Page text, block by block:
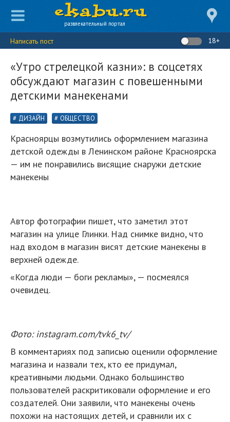
развлекательный портал
Написать пост 18+
«Утро стрелецкой казни»: в соцсетях
обсуждают магазин с повешенными
детскими манекенами
ДИЗАЙН ОБЩЕСТВО
Красноярцы возмутились оформлением магазина
детской одежды в Ленинском районе Красноярска
— им не понравились висящие снаружи детские
манекены
Автор фотографии пишет, что заметил этот
магазин на улице Глинки. Над снимке видно, что
над входом в магазин висят детские манекены в
верхней одежде.
«Когда люди — боги рекламы», — посмеялся
очевидец.
Фото: instagram.com/tvk6_tv/
В комментариях под записью оценили оформление
магазина и назвали тех, кто ее придумал,
креативными людьми. Однако большинство
пользователей раскритиковали оформление и его
создателей. Они заявили, что манекены очень
похожи на настоящих детей, и сравнили их с